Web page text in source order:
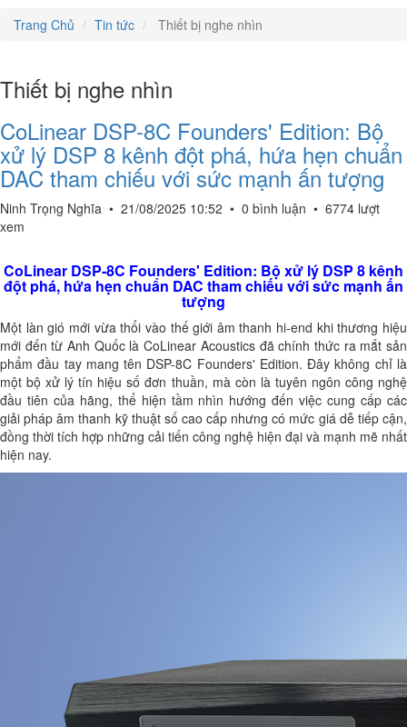
Trang Chủ
Tin tức Thiết bị nghe nhìn
Thiết bị nghe nhìn
CoLinear DSP-8C Founders' Edition: Bộ
xử lý DSP 8 kênh đột phá, hứa hẹn chuẩn
DAC tham chiếu với sức mạnh ấn tượng
Ninh Trọng Nghĩa • 21/08/2025 10:52 • 0 bình luận • 6774 lượt
xem
CoLinear DSP-8C Founders' Edition: Bộ xử lý DSP 8 kênh
đột phá, hứa hẹn chuẩn DAC tham chiếu với sức mạnh ấn
tượng
Một làn gió mới vừa thổi vào thế giới âm thanh hi-end khi thương hiệu
mới đến từ Anh Quốc là CoLinear Acoustics đã chính thức ra mắt sản
phẩm đầu tay mang tên DSP-8C Founders' Edition. Đây không chỉ là
một bộ xử lý tín hiệu số đơn thuần, mà còn là tuyên ngôn công nghệ
đầu tiên của hãng, thể hiện tầm nhìn hướng đến việc cung cấp các
giải pháp âm thanh kỹ thuật số cao cấp nhưng có mức giá dễ tiếp cận,
đồng thời tích hợp những cải tiến công nghệ hiện đại và mạnh mẽ nhất
hiện nay.